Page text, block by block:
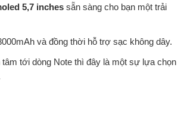
5,7 inchessẵn sàng cho bạn một trải
và đồng thời hỗ trợ sạc không dây.
tâm tới dòng Note thì đây là một sự lựa chọn